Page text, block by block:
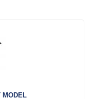
MODEL